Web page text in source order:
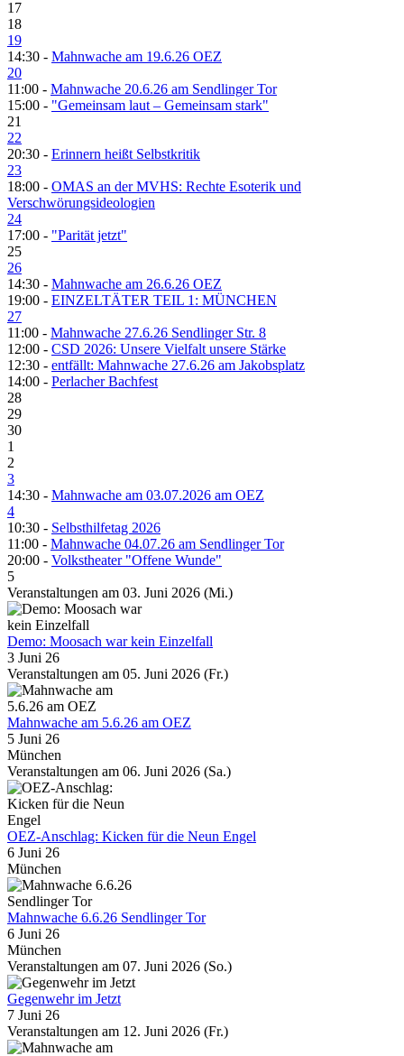
17
18
19
14:30 - Mahnwache am 19.6.26 OEZ
20
11:00 - Mahnwache 20.6.26 am Sendlinger Tor
15:00 - "Gemeinsam laut – Gemeinsam stark"
21
22
20:30 - Erinnern heißt Selbstkritik
23
18:00 - OMAS an der MVHS: Rechte Esoterik und
Verschwörungsideologien
24
17:00 - "Parität jetzt"
25
26
14:30 - Mahnwache am 26.6.26 OEZ
19:00 - EINZELTÄTER TEIL 1: MÜNCHEN
27
11:00 - Mahnwache 27.6.26 Sendlinger Str. 8
12:00 - CSD 2026: Unsere Vielfalt unsere Stärke
12:30 - entfällt: Mahnwache 27.6.26 am Jakobsplatz
14:00 - Perlacher Bachfest
28
29
30
1
2
3
14:30 - Mahnwache am 03.07.2026 am OEZ
4
10:30 - Selbsthilfetag 2026
11:00 - Mahnwache 04.07.26 am Sendlinger Tor
20:00 - Volkstheater "Offene Wunde"
5
Veranstaltungen am 03. Juni 2026 (Mi.)
Demo: Moosach war kein Einzelfall
3 Juni 26
Veranstaltungen am 05. Juni 2026 (Fr.)
Mahnwache am 5.6.26 am OEZ
5 Juni 26
München
Veranstaltungen am 06. Juni 2026 (Sa.)
OEZ-Anschlag: Kicken für die Neun Engel
6 Juni 26
München
Mahnwache 6.6.26 Sendlinger Tor
6 Juni 26
München
Veranstaltungen am 07. Juni 2026 (So.)
Gegenwehr im Jetzt
7 Juni 26
Veranstaltungen am 12. Juni 2026 (Fr.)